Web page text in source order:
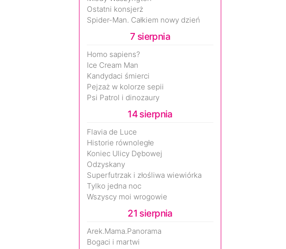
Ostatni konsjerż
Spider-Man. Całkiem nowy dzień
7 sierpnia
Homo sapiens?
Ice Cream Man
Kandydaci śmierci
Pejzaż w kolorze sepii
Psi Patrol i dinozaury
14 sierpnia
Flavia de Luce
Historie równoległe
Koniec Ulicy Dębowej
Odzyskany
Superfutrzak i złośliwa wiewiórka
Tylko jedna noc
Wszyscy moi wrogowie
21 sierpnia
Arek.Mama.Panorama
Bogaci i martwi